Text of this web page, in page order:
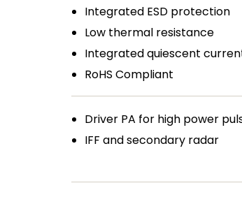
Integrated ESD protection
Low thermal resistance
Integrated quiescent
RoHS Compliant
Driver PA for high power
IFF and secondary radar